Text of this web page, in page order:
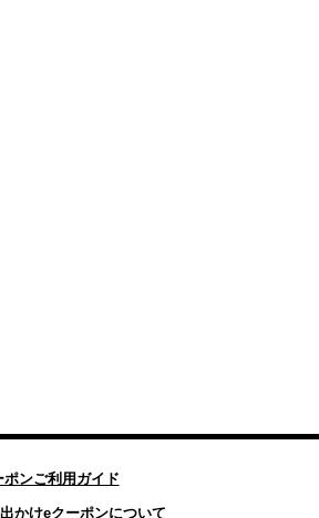
ポンご利用ガイド
かけeクーポンについて